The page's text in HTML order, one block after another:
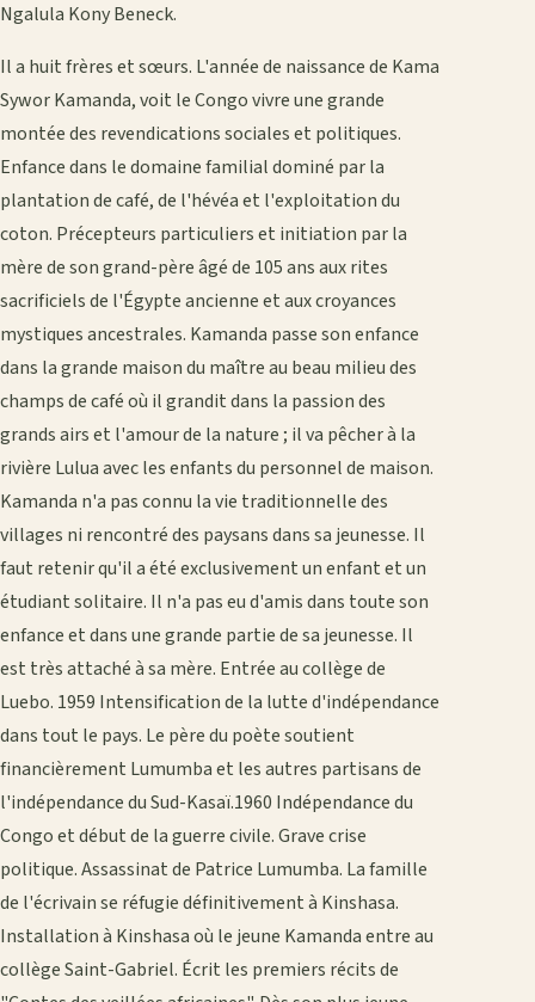
Ngalula Kony Beneck.
Il a huit frères et sœurs. L'année de naissance de Kama
Sywor Kamanda, voit le Congo vivre une grande
montée des revendications sociales et politiques.
Enfance dans le domaine familial dominé par la
plantation de café, de l'hévéa et l'exploitation du
coton. Précepteurs particuliers et initiation par la
mère de son grand-père âgé de 105 ans aux rites
sacrificiels de l'Égypte ancienne et aux croyances
mystiques ancestrales. Kamanda passe son enfance
dans la grande maison du maître au beau milieu des
champs de café où il grandit dans la passion des
grands airs et l'amour de la nature ; il va pêcher à la
rivière Lulua avec les enfants du personnel de maison.
Kamanda n'a pas connu la vie traditionnelle des
villages ni rencontré des paysans dans sa jeunesse. Il
faut retenir qu'il a été exclusivement un enfant et un
étudiant solitaire. Il n'a pas eu d'amis dans toute son
enfance et dans une grande partie de sa jeunesse. Il
est très attaché à sa mère. Entrée au collège de
Luebo. 1959 Intensification de la lutte d'indépendance
dans tout le pays. Le père du poète soutient
financièrement Lumumba et les autres partisans de
l'indépendance du Sud-Kasaï.1960 Indépendance du
Congo et début de la guerre civile. Grave crise
politique. Assassinat de Patrice Lumumba. La famille
de l'écrivain se réfugie définitivement à Kinshasa.
Installation à Kinshasa où le jeune Kamanda entre au
collège Saint-Gabriel. Écrit les premiers récits de